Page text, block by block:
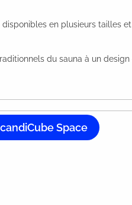
en plusieurs tailles et
du sauna à un
Space